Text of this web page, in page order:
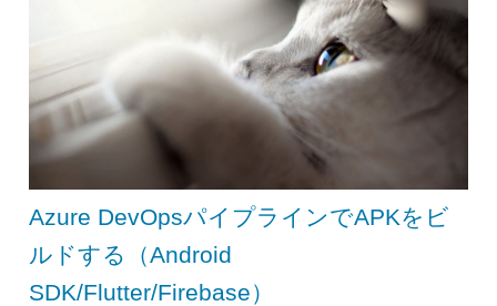
Azure DevOpsパイプラインでAPKをビ
ルドする（Android
SDK/Flutter/Firebase）